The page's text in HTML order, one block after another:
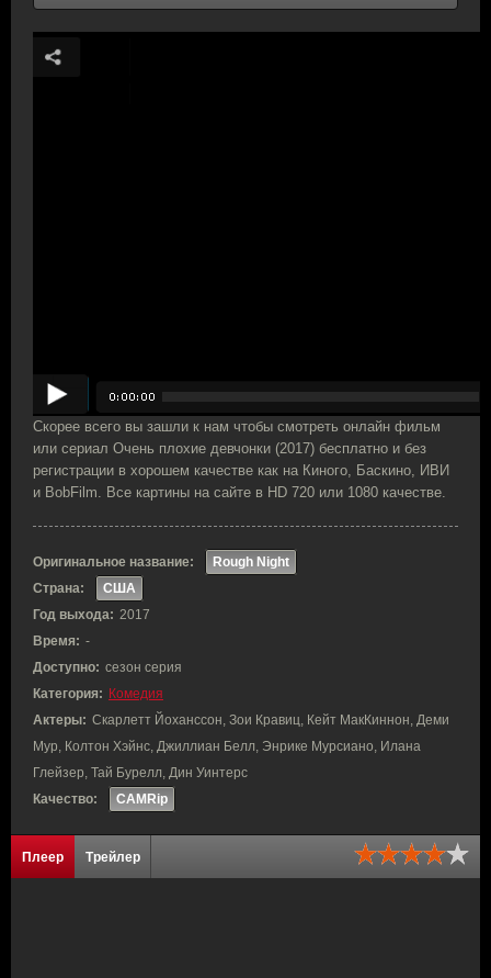
Скорее всего вы зашли к нам чтобы смотреть онлайн фильм
или сериал Очень плохие девчонки (2017) бесплатно и без
регистрации в хорошем качестве как на Киного, Баскино, ИВИ
и BobFilm. Все картины на сайте в HD 720 или 1080 качестве.
Оригинальное название:
Rough Night
Страна:
США
Год выхода: 2017
Время: -
Доступно: сезон серия
Категория: Комедия
Актеры: Скарлетт Йоханссон, Зои Кравиц, Кейт МакКиннон, Деми
Мур, Колтон Хэйнс, Джиллиан Белл, Энрике Мурсиано, Илана
Глейзер, Тай Бурелл, Дин Уинтерс
Качество:
CAMRip
Плеер Трейлер